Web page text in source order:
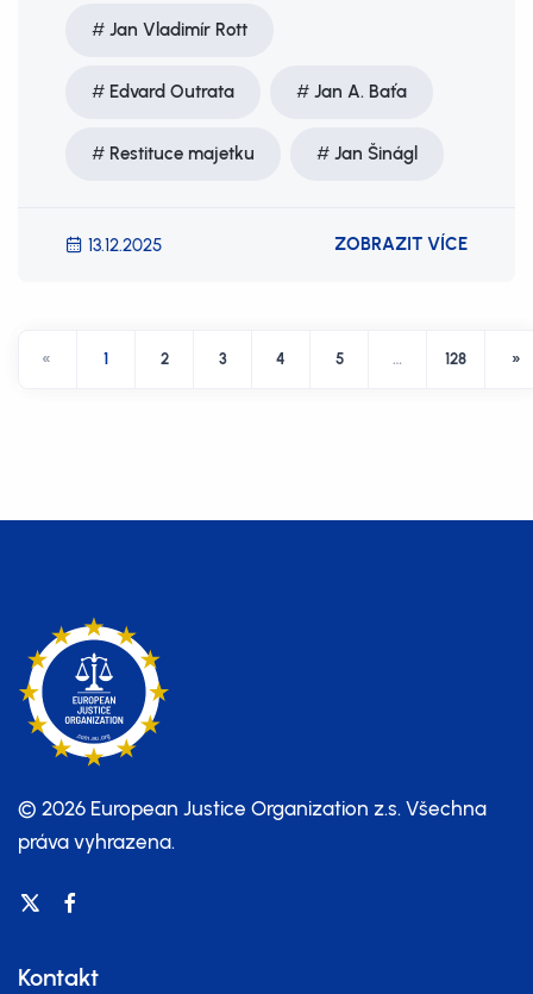
Jan Vladimír Rott
Edvard Outrata Jan A. Baťa
Restituce majetku Jan Šinágl
13.12.2025 ZOBRAZIT VÍCE
« 1 2 3 4 5 … 128 »
© 2026 European Justice Organization z.s. Všechna
práva vyhrazena.
Kontakt